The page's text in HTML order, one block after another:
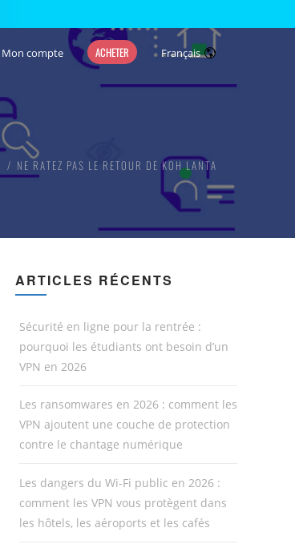
Mon compte ACHETER Français
NE RATEZ PAS LE RETOUR DE KOH LANTA
ARTICLES RÉCENTS
Sécurité en ligne pour la rentrée :
pourquoi les étudiants ont besoin d’un
VPN en 2026
Les ransomwares en 2026 : comment les
VPN ajoutent une couche de protection
contre le chantage numérique
Les dangers du Wi-Fi public en 2026 :
comment les VPN vous protègent dans
les hôtels, les aéroports et les cafés